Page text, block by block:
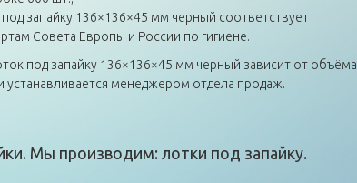
запайку 136×136×45 мм черный соответствует
Совета Европы и России по гигиене.
под запайку 136×136×45 мм черный зависит от объёма
устанавливается менеджером отдела продаж.
Мы производим: лотки под запайку.